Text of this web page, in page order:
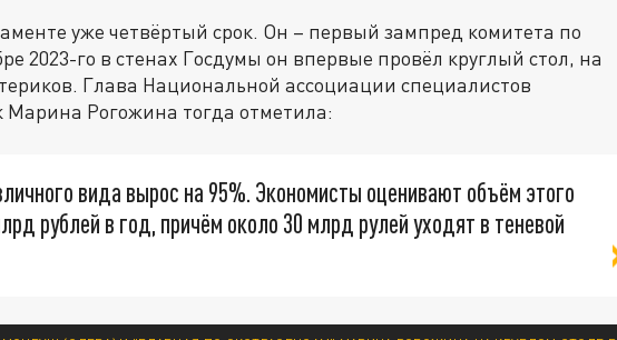
уже четвёртый срок. Он – первый зампред комитета по
2023-го в стенах Госдумы он впервые провёл круглый стол, на
Глава Национальной ассоциации специалистов
Марина Рогожина тогда отметила:
вида вырос на 95%. Экономисты оценивают объём этого
рублей в год, причём около 30 млрд рулей уходят в теневой